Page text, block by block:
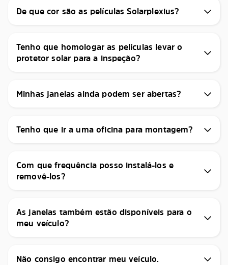
De que cor são as películas Solarplexius?
Tenho que homologar as películas levar o
protetor solar para a inspeção?
Minhas janelas ainda podem ser abertas?
Tenho que ir a uma oficina para montagem?
Com que frequência posso instalá-los e
removê-los?
As janelas também estão disponíveis para o
meu veículo?
Não consigo encontrar meu veículo.